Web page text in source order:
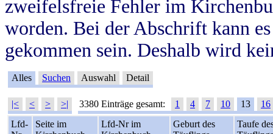
zweifelsfreie Fehler im
worden. Bei der Abschrift kann
gekommen sein. Deshalb wird
Alles Suchen Auswahl Detail
|< < > >| 3380 Einträge gesamt: 1 4 7 10 13
16
Lfd-
Seite im
Lfd-Nr im
Geburt des
Taufe